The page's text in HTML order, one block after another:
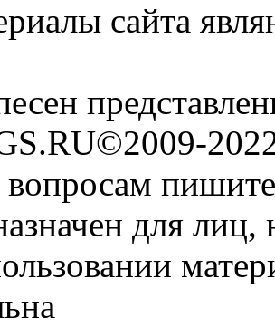
сайта
для